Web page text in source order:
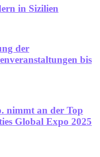
in Sizilien
der
bis
nimmt an der Top
Global Expo 2025